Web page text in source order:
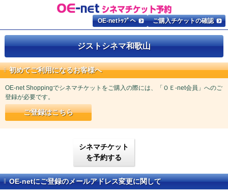
ご購入チケットの確認
OE-netﾄｯﾌﾟへ
ジストシネマ和歌山
初めてご利用になるお客様へ
OE-net Shoppingでシネマチケットをご購入の際には、「ＯＥ-net会員」へのご
登録が必要です。
ご登録はこちら
シネマチケット
を予約する
OE-netにご登録のメールアドレス変更に関して